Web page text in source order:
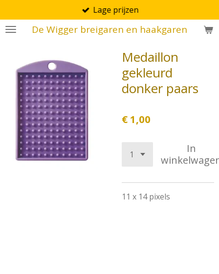
direct
naar
De Wigger breigaren en haakgaren
Lage prijzen
Medaillon
gekleurd
donker paars
€ 1,00
In
11 x 14 pixels